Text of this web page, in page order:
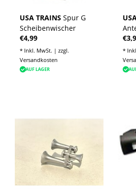
USA TRAINS Spur G
Scheibenwischer
€4,99
* Inkl. MwSt. | zzgl.
Versandkosten
AUF LAGER
*